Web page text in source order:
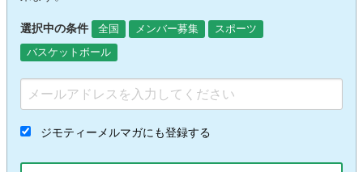
選択中の条件 全国 メンバー募集
スポーツ
バスケットボール
ジモティーメルマガにも登録する